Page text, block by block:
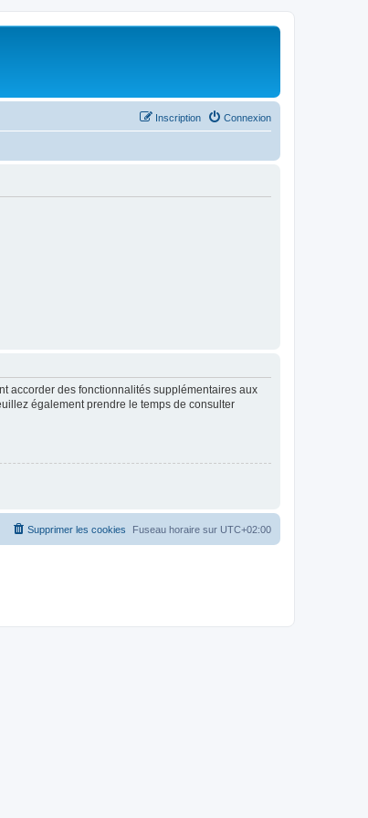
Connexion
Inscription
accorder des fonctionnalités supplémentaires aux
également prendre le temps de consulter
Fuseau horaire sur UTC+02:00
Supprimer les cookies